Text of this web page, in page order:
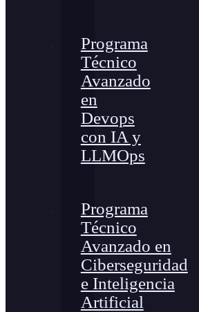
Programa
Técnico
Avanzado
en
Devops
con IA y
LLMOps
Programa
Técnico
Avanzado en
Ciberseguridad
e Inteligencia
Artificial